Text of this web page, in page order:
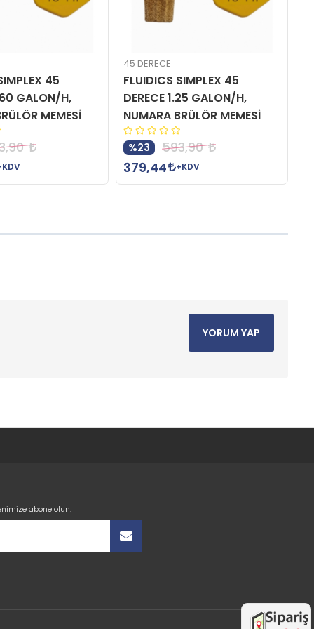
45
GALON/H,
MEMESİ
45 DERECE
FLUIDICS SIMPLEX 45
DERECE 1.25 GALON/H,
NUMARA BRÜLÖR MEMESİ
%23
593,90
379,44
+KDV
YORUM YAP
abone olun.